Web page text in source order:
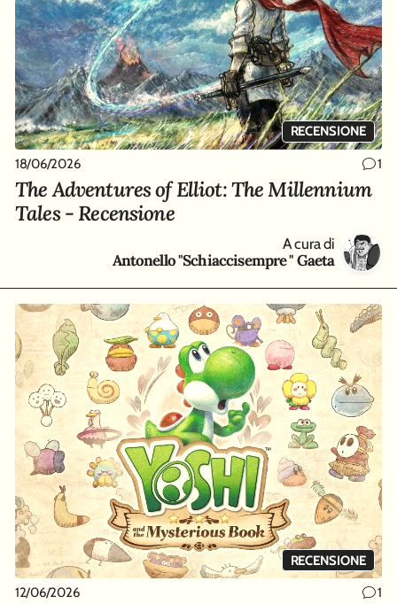
RECENSIONE
18/06/2026 1
The Adventures of Elliot: The Millennium
Tales - Recensione
A cura di
Antonello "Schiaccisempre " Gaeta
RECENSIONE
12/06/2026 1